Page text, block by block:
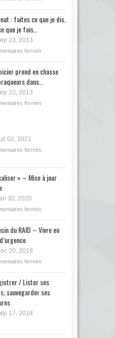
: faites ce que je dis,
que je fais…
23, 2013
fermés
prend en chasse
dans...
23, 2013
fermés
02, 2021
fermés
» – Mise à jour
30, 2020
fermés
du RAID – Vivre en
20, 2018
fermés
/ Lister ses
sauvegarder ses
17, 2018